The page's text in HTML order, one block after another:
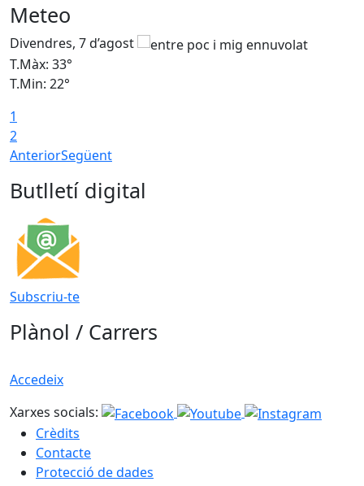
Meteo
Divendres, 7 d’agost
T.Màx: 33°
T.Min: 22°
1
2
AnteriorSegüent
Butlletí digital
Subscriu-te
Plànol / Carrers
Accedeix
Xarxes socials:
Crèdits
Contacte
Protecció de dades